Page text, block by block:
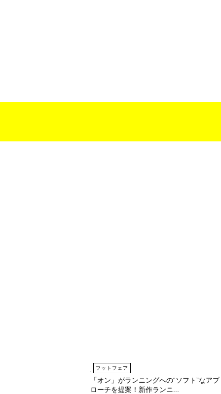
フットフェア
「オン」がランニングへの“ソフト”なアプ
ローチを提案！新作ランニ...